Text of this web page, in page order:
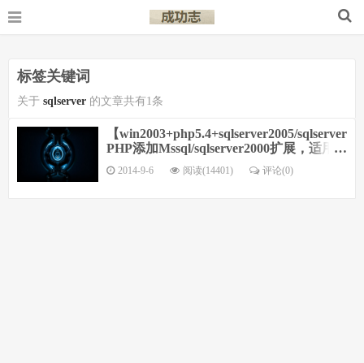
标签关键词
关于 sqlserver 的文章共有1条
【win2003+php5.4+sqlserver2005/
PHP添加Mssql/sqlserver2000扩展，适用
于Php5.2/Php5.3/Php5.4
2014-9-6 阅读(14401) 评论(0)